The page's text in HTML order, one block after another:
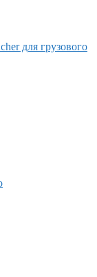
для грузового